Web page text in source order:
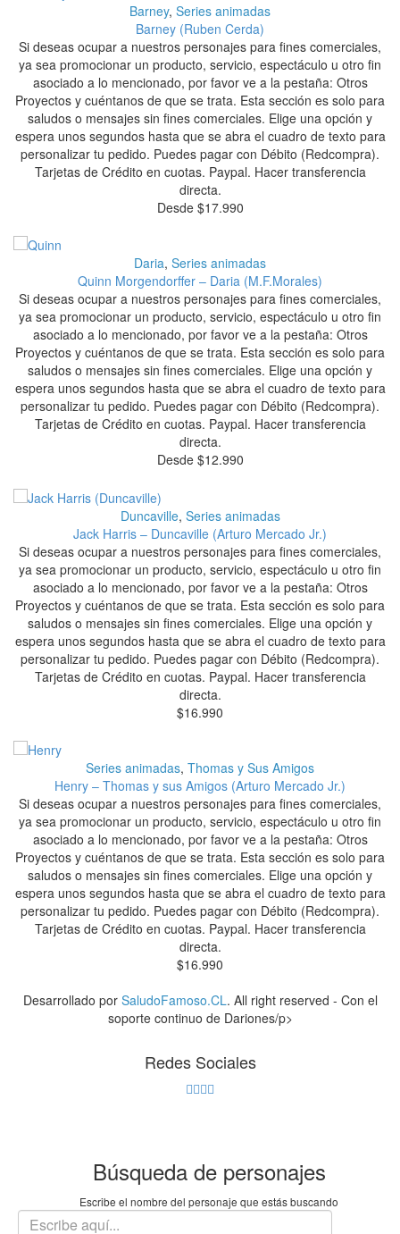
Barney, Series animadas
Barney (Ruben Cerda)
Si deseas ocupar a nuestros personajes para fines comerciales,
ya sea promocionar un producto, servicio, espectáculo u otro fin
asociado a lo mencionado, por favor ve a la pestaña: Otros
Proyectos y cuéntanos de que se trata. Esta sección es solo para
saludos o mensajes sin fines comerciales. Elige una opción y
espera unos segundos hasta que se abra el cuadro de texto para
personalizar tu pedido. Puedes pagar con Débito (Redcompra).
Tarjetas de Crédito en cuotas. Paypal. Hacer transferencia
directa.
Desde $17.990
Daria, Series animadas
Quinn Morgendorffer – Daria (M.F.Morales)
Si deseas ocupar a nuestros personajes para fines comerciales,
ya sea promocionar un producto, servicio, espectáculo u otro fin
asociado a lo mencionado, por favor ve a la pestaña: Otros
Proyectos y cuéntanos de que se trata. Esta sección es solo para
saludos o mensajes sin fines comerciales. Elige una opción y
espera unos segundos hasta que se abra el cuadro de texto para
personalizar tu pedido. Puedes pagar con Débito (Redcompra).
Tarjetas de Crédito en cuotas. Paypal. Hacer transferencia
directa.
Desde $12.990
Duncaville, Series animadas
Jack Harris – Duncaville (Arturo Mercado Jr.)
Si deseas ocupar a nuestros personajes para fines comerciales,
ya sea promocionar un producto, servicio, espectáculo u otro fin
asociado a lo mencionado, por favor ve a la pestaña: Otros
Proyectos y cuéntanos de que se trata. Esta sección es solo para
saludos o mensajes sin fines comerciales. Elige una opción y
espera unos segundos hasta que se abra el cuadro de texto para
personalizar tu pedido. Puedes pagar con Débito (Redcompra).
Tarjetas de Crédito en cuotas. Paypal. Hacer transferencia
directa.
$16.990
Series animadas, Thomas y Sus Amigos
Henry – Thomas y sus Amigos (Arturo Mercado Jr.)
Si deseas ocupar a nuestros personajes para fines comerciales,
ya sea promocionar un producto, servicio, espectáculo u otro fin
asociado a lo mencionado, por favor ve a la pestaña: Otros
Proyectos y cuéntanos de que se trata. Esta sección es solo para
saludos o mensajes sin fines comerciales. Elige una opción y
espera unos segundos hasta que se abra el cuadro de texto para
personalizar tu pedido. Puedes pagar con Débito (Redcompra).
Tarjetas de Crédito en cuotas. Paypal. Hacer transferencia
directa.
$16.990
Desarrollado por SaludoFamoso.CL. All right reserved - Con el
soporte continuo de Dariones/p>
Redes Sociales
Búsqueda de personajes
Escribe el nombre del personaje que estás buscando